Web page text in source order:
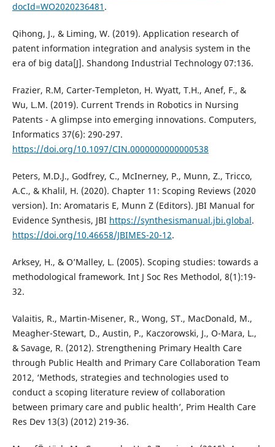
docId=WO2020236481 .
Qihong, J., & Liming, W. (2019). Application research of
patent information integration and analysis system in the
era of big data[J]. Shandong Industrial Technology 07:136.
Frazier, R.M, Carter-Templeton, H. Wyatt, T.H., Anef, F., &
Wu, L.M. (2019). Current Trends in Robotics in Nursing
Patents - A glimpse into emerging innovations. Computers,
Informatics 37(6): 290-297.
https://doi.org/10.1097/CIN.0000000000000538
Peters, M.D.J., Godfrey, C., McInerney, P., Munn, Z., Tricco,
A.C., & Khalil, H. (2020). Chapter 11: Scoping Reviews (2020
version). In: Aromataris E, Munn Z (Editors). JBI Manual for
Evidence Synthesis, JBI https://synthesismanual.jbi.global.
https://doi.org/10.46658/JBIMES-20-12.
Arksey, H., & O’Malley, L. (2005). Scoping studies: towards a
methodological framework. Int J Soc Res Methodol, 8(1):19-
32.
Valaitis, R., Martin-Misener, R., Wong, ST., MacDonald, M.,
Meagher-Stewart, D., Austin, P., Kaczorowski, J., O-Mara, L.,
& Savage, R. (2012). Strengthening Primary Health Care
through Public Health and Primary Care Collaboration Team
2012, ‘Methods, strategies and technologies used to
conduct a scoping literature review of collaboration
between primary care and public health’, Prim Health Care
Res Dev 13(3) (2012) 219-36.